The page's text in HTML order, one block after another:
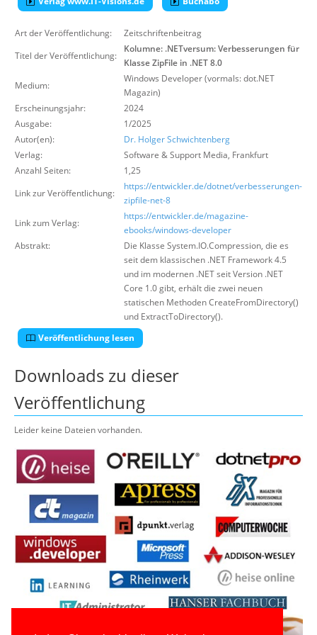
Über uns
Suche
Art der Veröffentlichung:
Zeitschriftenbeitrag
Titel der Veröffentlichung:
Kolumne: .NETversum: Verbesserungen für
Klasse ZipFile in .NET 8.0
Medium:
Windows Developer (vormals: dot.NET
Magazin)
Erscheinungsjahr:
2024
Ausgabe:
1/2025
Autor(en):
Dr. Holger Schwichtenberg
Verlag:
Software & Support Media, Frankfurt
Anzahl Seiten:
1,25
Link zur Veröffentlichung:
https://entwickler.de/dotnet/verbesserungen-
zipfile-net-8
Link zum Verlag:
https://entwickler.de/magazine-
ebooks/windows-developer
Abstrakt:
Die Klasse System.IO.Compression, die es
seit dem klassischen .NET Framework 4.5
und im modernen .NET seit Version .NET
Core 1.0 gibt, erhält die zwei neuen
statischen Methoden CreateFromDirectory()
und ExtractToDirectory().
Veröffentlichung lesen
Downloads zu dieser
Veröffentlichung
Leider keine Dateien vorhanden.